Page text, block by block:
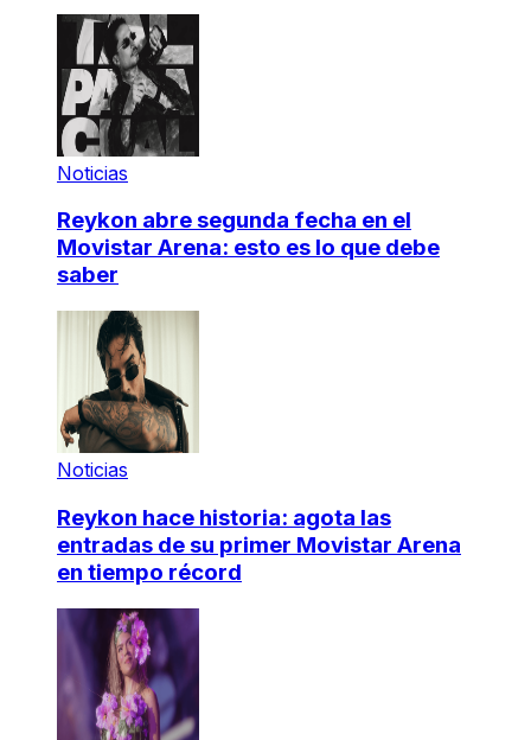
Noticias
Reykon abre segunda fecha en el
Movistar Arena: esto es lo que debe
saber
Noticias
Reykon hace historia: agota las
entradas de su primer Movistar Arena
en tiempo récord